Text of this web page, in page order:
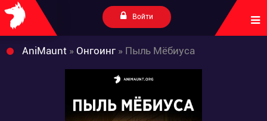
Войти
AniMaunt » Онгоинг » Пыль Мёбиуса